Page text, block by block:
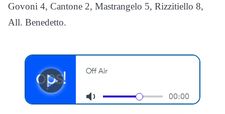
Govoni 4, Cantone 2, Mastrangelo 5, Rizzitiello 8,
All. Benedetto.